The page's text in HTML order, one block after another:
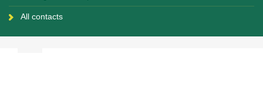
All contacts